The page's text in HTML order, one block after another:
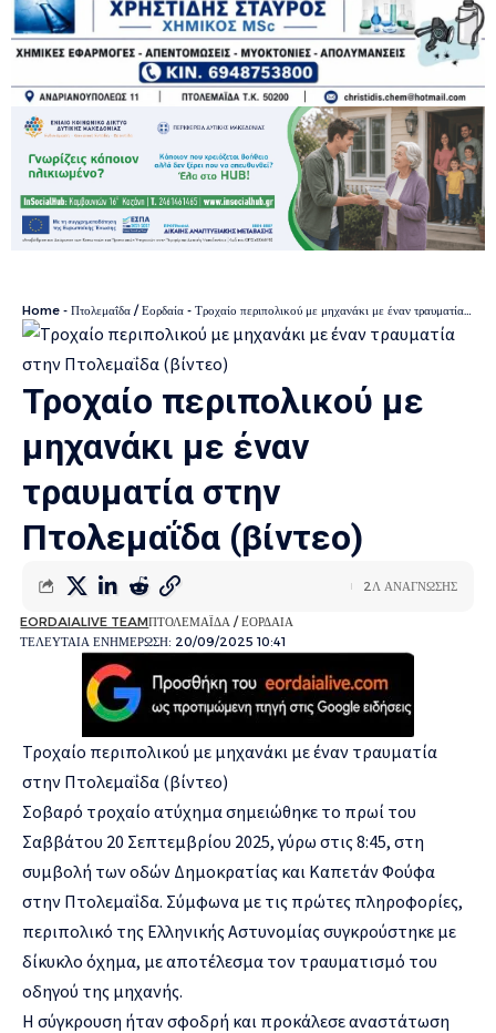
Home - Πτολεμαΐδα / Εορδαία - Τροχαίο περιπολικού με μηχανάκι με έναν τραυματία στην Πτολεμαΐδα (βίντεο)
Τροχαίο περιπολικού με
μηχανάκι με έναν
τραυματία στην
Πτολεμαΐδα (βίντεο)
ΤΕΛΕΥΤΑΙΑ ΕΝΗΜΕΡΩΣΗ: 20/09/2025 10:41
EORDAIALIVE TEAMΠΤΟΛΕΜΑΪΔΑ / ΕΟΡΔΑΙΑ
2Λ ΑΝΑΓΝΩΣΗΣ
Τροχαίο περιπολικού με μηχανάκι με έναν τραυματία
στην Πτολεμαΐδα (βίντεο)
Σοβαρό τροχαίο ατύχημα σημειώθηκε το πρωί του
Σαββάτου 20 Σεπτεμβρίου 2025, γύρω στις 8:45, στη
συμβολή των οδών Δημοκρατίας και Καπετάν Φούφα
στην Πτολεμαΐδα. Σύμφωνα με τις πρώτες πληροφορίες,
περιπολικό της Ελληνικής Αστυνομίας συγκρούστηκε με
δίκυκλο όχημα, με αποτέλεσμα τον τραυματισμό του
οδηγού της μηχανής.
Η σύγκρουση ήταν σφοδρή και προκάλεσε αναστάτωση